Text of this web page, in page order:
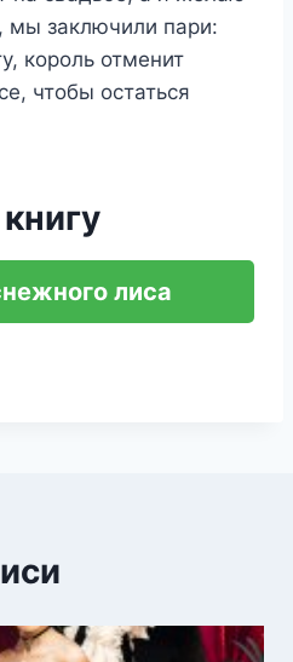
мы заключили пари:
король отменит
чтобы остаться
лиса